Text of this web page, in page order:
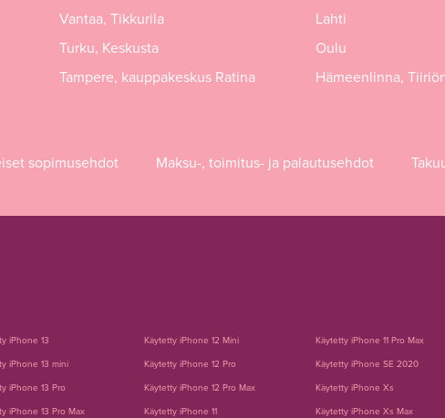
Vantaa, Tikkurila
Turku, Keskusta
Tampere, kauppakeskus Ratina
Lahti
Oulu
Hämeenlinna,
sopimusehdot Maksu-, toimitus- ja palautusehdot
iPhone 13
iPhone 13 mini
iPhone 13 Pro
iPhone 13 Pro Max
Käytetty iPhone 12 Mini
Käytetty iPhone 12 Pro
Käytetty iPhone 12 Pro Max
Käytetty iPhone 11
Käytetty iPhone 11 Pro Max
Käytetty iPhone SE 2020
Käytetty iPhone Xs
Käytetty iPhone Xs Max